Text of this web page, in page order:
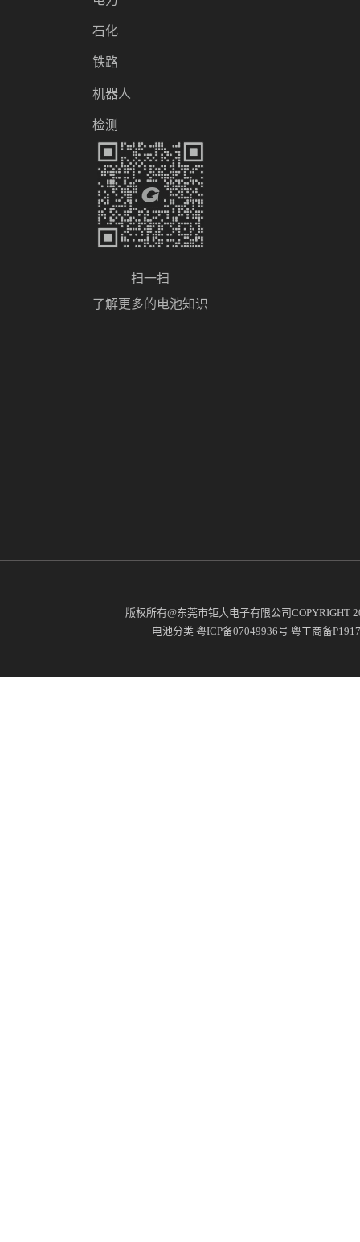
石化
铁路
机器人
检测
扫一扫
了解更多的电池知识
版权所有@东莞市钜大电子有限公司COPYRIGHT
电池分类 粤ICP备07049936号 粤工商备